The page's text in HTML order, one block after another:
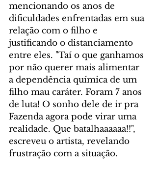
mencionando os anos de
dificuldades enfrentadas em sua
relação com o filho e
justificando o distanciamento
entre eles. "Taí o que ganhamos
por não querer mais alimentar
a dependência química de um
filho mau caráter. Foram 7 anos
de luta! O sonho dele de ir pra
Fazenda agora pode virar uma
realidade. Que batalhaaaaaa!!",
escreveu o artista, revelando
frustração com a situação.